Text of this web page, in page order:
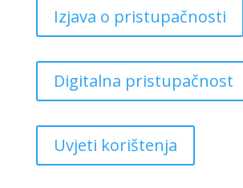
Izjava o pristupačnosti
Digitalna pristupačnost
Uvjeti korištenja